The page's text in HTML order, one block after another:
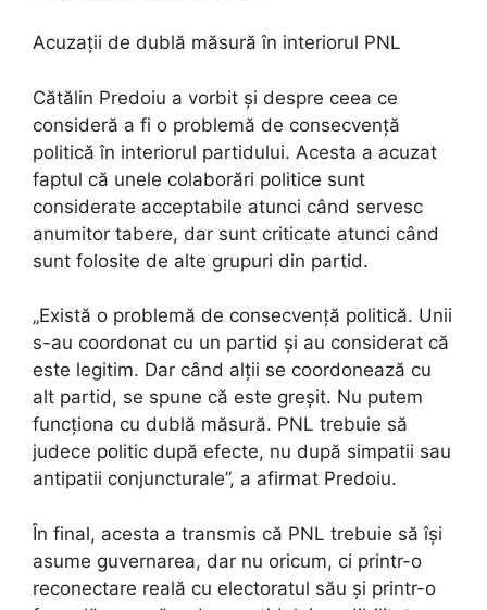
Acuzații de dublă măsură în interiorul PNL
Cătălin Predoiu a vorbit și despre ceea ce
consideră a fi o problemă de consecvență
politică în interiorul partidului. Acesta a acuzat
faptul că unele colaborări politice sunt
considerate acceptabile atunci când servesc
anumitor tabere, dar sunt criticate atunci când
sunt folosite de alte grupuri din partid.
„Există o problemă de consecvență politică. Unii
s-au coordonat cu un partid și au considerat că
este legitim. Dar când alții se coordonează cu
alt partid, se spune că este greșit. Nu putem
funcționa cu dublă măsură. PNL trebuie să
judece politic după efecte, nu după simpatii sau
antipatii conjuncturale”, a afirmat Predoiu.
În final, acesta a transmis că PNL trebuie să își
asume guvernarea, dar nu oricum, ci printr-o
reconectare reală cu electoratul său și printr-o